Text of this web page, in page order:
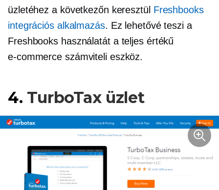
üzletéhez a következőn keresztül Freshbooks
integrációs alkalmazás. Ez lehetővé teszi a
Freshbooks használatát a teljes értékű
e-commerce számviteli eszköz.
4. TurboTax üzlet